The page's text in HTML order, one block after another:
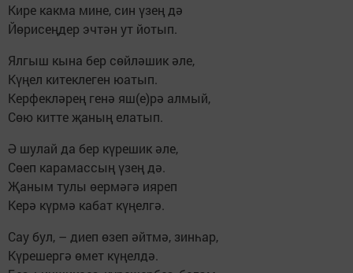
Кире какма мине, син үзең дә
Йөрисеңдер эчтән ут йотып.
Ялгыш кына бер сөйләшик әле,
Күңел китеклеген юатып.
Керфекләрең генә яш(е)рә алмый,
Сөю китте җаның елатып.
Ә шулай да бер күрешик әле,
Сөеп карамассың үзең дә.
Җаным тулы өермәгә ияреп
Керә күрмә кабат күңелгә.
Сау бул, – диеп өзеп әйтмә, зинһар,
Күрешергә өмет күңелдә.